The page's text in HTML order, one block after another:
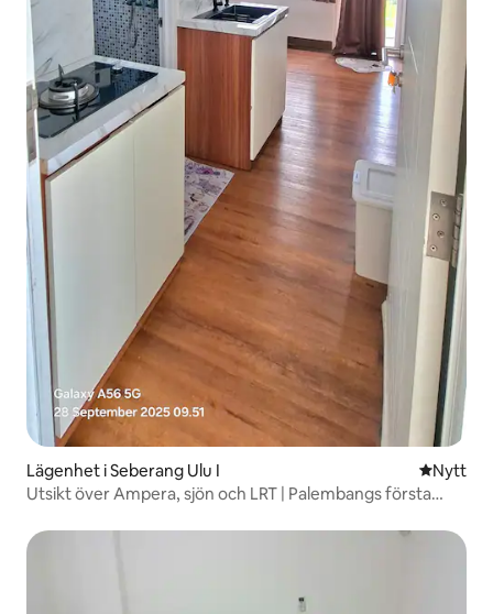
Lägenhet i Seberang Ulu I NyttNytt
Utsikt över Ampera, sjön och LRT | Palembangs första